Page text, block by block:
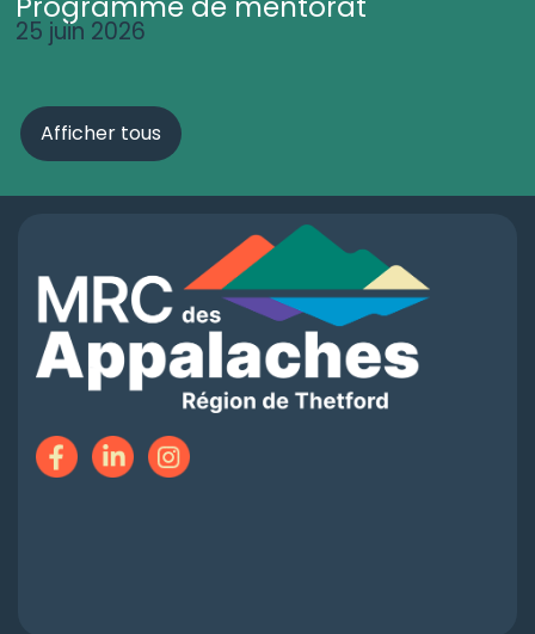
25 juin 2026
Afficher tous